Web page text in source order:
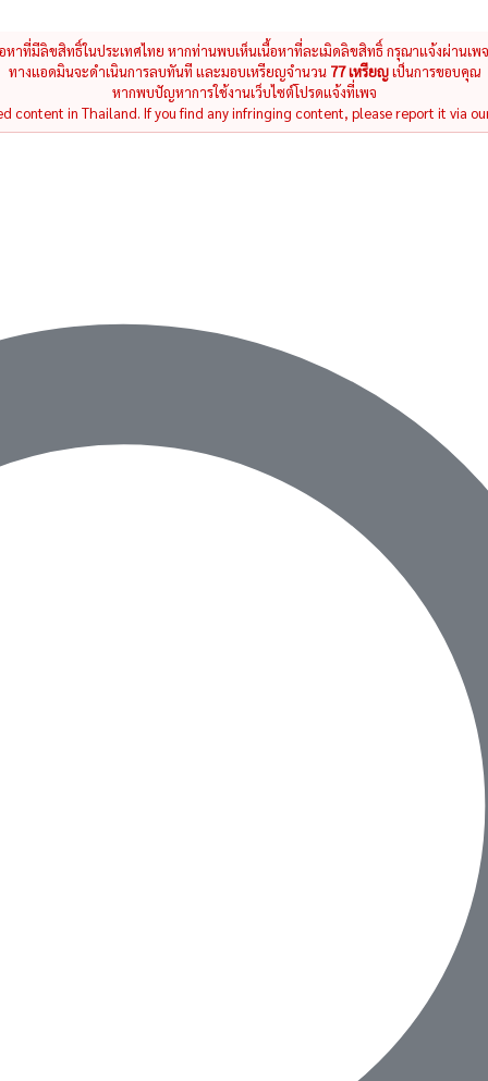
หาที่มีลิขสิทธิ์ในประเทศไทย หากท่านพบเห็นเนื้อหาที่ละเมิดลิขสิทธิ์ กรุณาแจ้งผ่านเพ
ทางแอดมินจะดำเนินการลบทันที และมอบเหรียญจำนวน 77 เหรียญเป็นการขอบคุณ
หากพบปัญหาการใช้งานเว็บไซต์โปรดแจ้งที่เพจ
content in Thailand. If you find any infringing content, please report it via